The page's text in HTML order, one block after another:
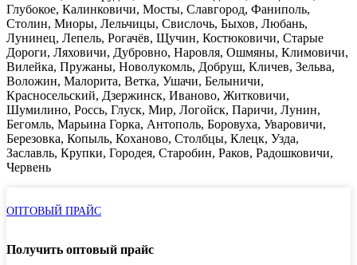
Глубокое, Калинковичи, Мосты, Славгород, Фаниполь,
Столин, Миоры, Лельчицы, Свислочь, Быхов, Любань,
Лунинец, Лепель, Рогачёв, Щучин, Костюковичи, Старые
Дороги, Ляховичи, Дубровно, Наровля, Ошмяны, Климовичи,
Вилейка, Пружаны, Новолукомль, Добруш, Кличев, Зельва,
Воложин, Малорита, Ветка, Ушачи, Белыничи,
Красносельский, Дзержинск, Иваново, Житковичи,
Шумилино, Россь, Глуск, Мир, Логойск, Паричи, Лунин,
Бегомль, Марьина Горка, Антополь, Боровуха, Уваровичи,
Березовка, Копыль, Коханово, Столбцы, Клецк, Узда,
Заславль, Крупки, Городея, Старобин, Раков, Радошковичи,
Червень
ОПТОВЫЙ ПРАЙС
Получить оптовый прайс